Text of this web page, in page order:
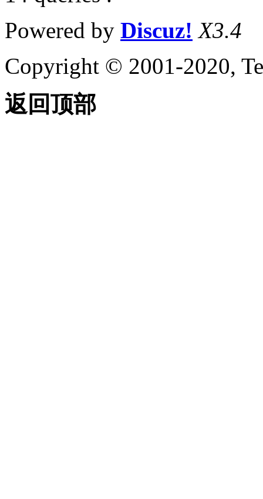
Powered by Discuz! X3.4
Copyright © 2001-2020,
返回顶部